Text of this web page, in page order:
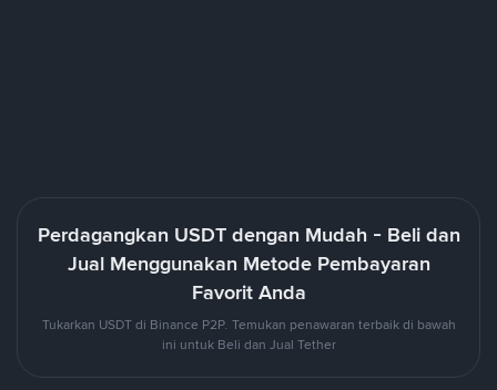
Perdagangkan USDT dengan Mudah - Beli dan
Jual Menggunakan Metode Pembayaran
Favorit Anda
Tukarkan USDT di Binance P2P. Temukan penawaran terbaik di bawah
ini untuk Beli dan Jual Tether